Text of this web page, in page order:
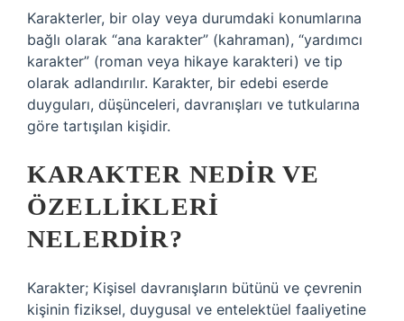
Karakterler, bir olay veya durumdaki konumlarına
bağlı olarak “ana karakter” (kahraman), “yardımcı
karakter” (roman veya hikaye karakteri) ve tip
olarak adlandırılır. Karakter, bir edebi eserde
duyguları, düşünceleri, davranışları ve tutkularına
göre tartışılan kişidir.
KARAKTER NEDIR VE
ÖZELLIKLERI
NELERDIR?
Karakter; Kişisel davranışların bütünü ve çevrenin
kişinin fiziksel, duygusal ve entelektüel faaliyetine